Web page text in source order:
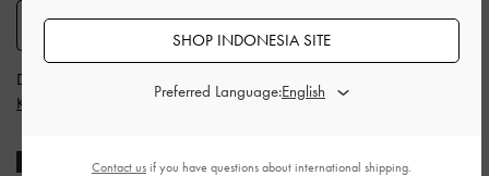
SUBSCRIBE
Dengan berlangganan, Anda menyetujui
Kebijakan Privasi
CHARLES & KEITH
SHOP INDONESIA SITE
Preferred Language:
Contact us if you have questions about international shipping.